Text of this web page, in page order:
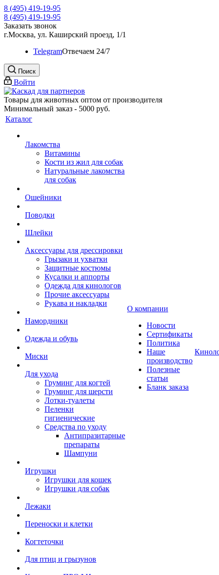
8 (495) 419-19-95
8 (495) 419-19-95
Заказать звонок
г.Москва, ул. Каширский проезд, 1/1
TelegramOтвечаем 24/7
Поиск
Войти
Товары для животных оптом от производителя
Минимальный заказ - 5000 руб.
Каталог
Лакомства
Витамины
Кости из жил для собак
Натуральные лакомства
для собак
Ошейники
Поводки
Шлейки
Аксессуары для дрессировки
Грызаки и ухватки
Защитные костюмы
Кусалки и аппорты
Одежда для кинологов
Прочие аксессуары
Рукава и накладки
Намордники
Одежда и обувь
Миски
Для ухода
Груминг для когтей
Груминг для шерсти
Лотки-туалеты
Пеленки
гигиенические
Средства по уходу
Антипразитарные
препараты
Шампуни
Игрушки
Игрушки для кошек
Игрушки для собак
Лежаки
Переноски и клетки
Когтеточки
Для птиц и грызунов
О компании
Новости
Сертификаты
Политика
Наше
производство
Полезные
статьи
Бланк заказа